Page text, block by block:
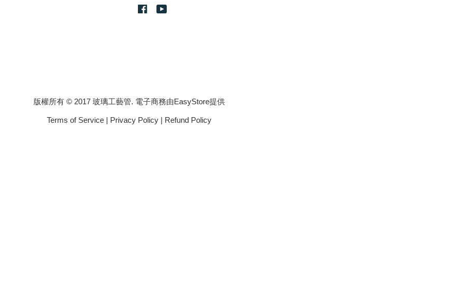
Facebook
版權所有 © 2017 玻璃工藝管. 電子商務由EasyStore提供
Terms of Service | Privacy Policy | Refund Policy